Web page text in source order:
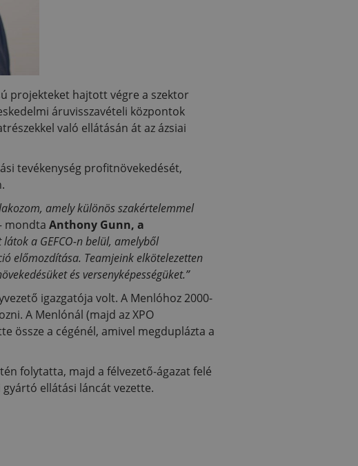
projekteket hajtott végre a szektor
áruvisszavételi központok
való ellátásán át az ázsiai
tevékenység profitnövekedését,
amely különös szakértelemmel
mondta Anthony Gunn, a
a GEFCO-n belül, amelyből
előmozdítása. Teamjeink elkötelezetten
és versenyképességüket.”
igazgatója volt. A Menlóhoz 2000-
A Menlónál (majd az XPO
össze a cégénél, amivel megduplázta a
folytatta, majd a félvezető-ágazat felé
ellátási láncát vezette.